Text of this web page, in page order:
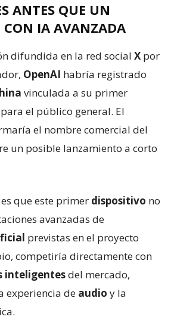
ANTES QUE UN
CON IA AVANZADA
difundida en la red social X por
OpenAI habría registrado
vinculada a su primer
el público general. El
el nombre comercial del
un posible lanzamiento a corto
que este primer dispositivo no
avanzadas de
previstas en el proyecto
competiría directamente con
inteligentesdel mercado,
experiencia de audio y la